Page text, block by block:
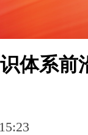
体系前